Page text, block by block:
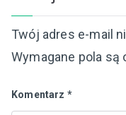
Twój adres e-mail
Wymagane pola są
Komentarz *